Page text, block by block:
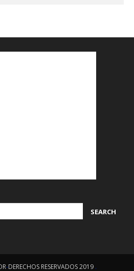
-DERECHOS RESERVADOS 2019 .